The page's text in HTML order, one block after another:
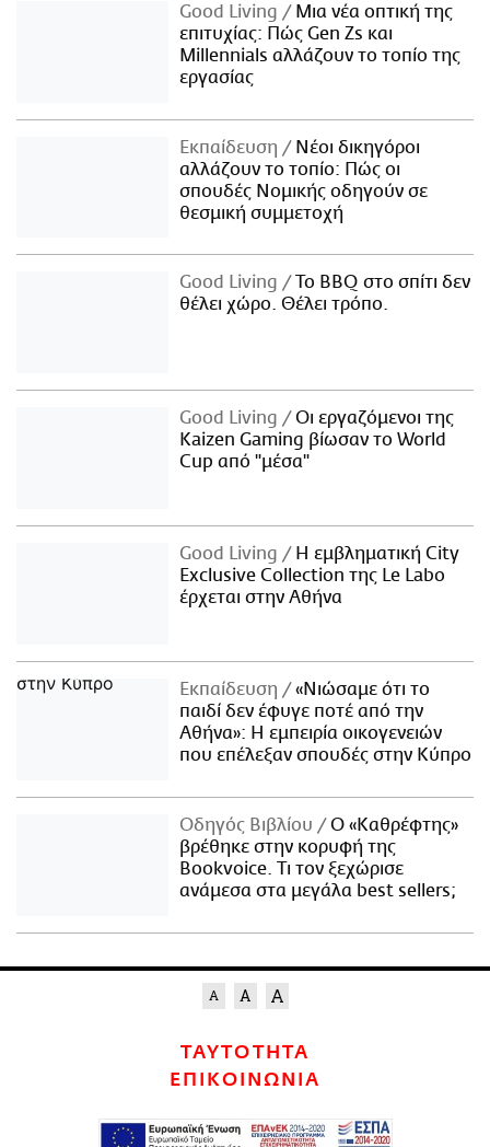
Good Living
Μια νέα οπτική της
επιτυχίας: Πώς Gen Zs και
Millennials αλλάζουν το τοπίο της
εργασίας
Εκπαίδευση
Νέοι δικηγόροι
αλλάζουν το τοπίο: Πώς οι
σπουδές Νομικής οδηγούν σε
θεσμική συμμετοχή
Good Living
Το BBQ στο σπίτι δεν
θέλει χώρο. Θέλει τρόπο.
Good Living
Οι εργαζόμενοι της
Kaizen Gaming βίωσαν το World
Cup από "μέσα"
Good Living
Η εμβληματική City
Exclusive Collection της Le Labo
έρχεται στην Αθήνα
Εκπαίδευση
«Νιώσαμε ότι το
παιδί δεν έφυγε ποτέ από την
Αθήνα»: Η εμπειρία οικογενειών
που επέλεξαν σπουδές στην Κύπρο
Οδηγός Βιβλίου
Ο «Καθρέφτης»
βρέθηκε στην κορυφή της
Bookvoice. Τι τον ξεχώρισε
ανάμεσα στα μεγάλα best sellers;
ΤΑΥΤΟΤΗΤΑ
ΕΠΙΚΟΙΝΩΝΙΑ